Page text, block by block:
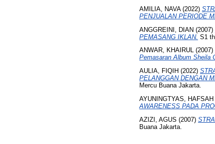
AMILIA, NAVA(2022)
PENJUALAN PERIODE
ANGGREINI, DIAN (2007)
PEMASANG IKLAN. S1
ANWAR, KHAIRUL (2007)
Pemasaran Album Sheila
AULIA, FIQIH (2022)
PELANGGAN DENGAN
Mercu Buana Jakarta.
AYUNINGTYAS, HAFSAH
AWARENESS PADA
AZIZI, AGUS (2007)
Buana Jakarta.